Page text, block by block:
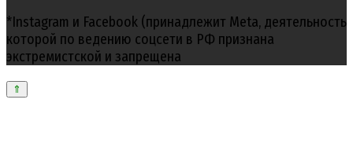
*Instagram и Facebook (принадлежит Meta, деятельность
которой по ведению соцсети в РФ признана
экстремистской и запрещена